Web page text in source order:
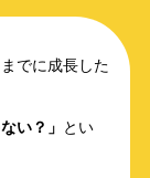
でに成長した
い？」 とい